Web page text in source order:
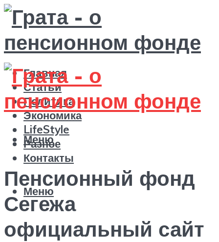
Главная
Статьи
Политика
Экономика
LifeStyle
Разное
Контакты
Меню
Меню
Пенсионный фонд
Сегежа
официальный сайт